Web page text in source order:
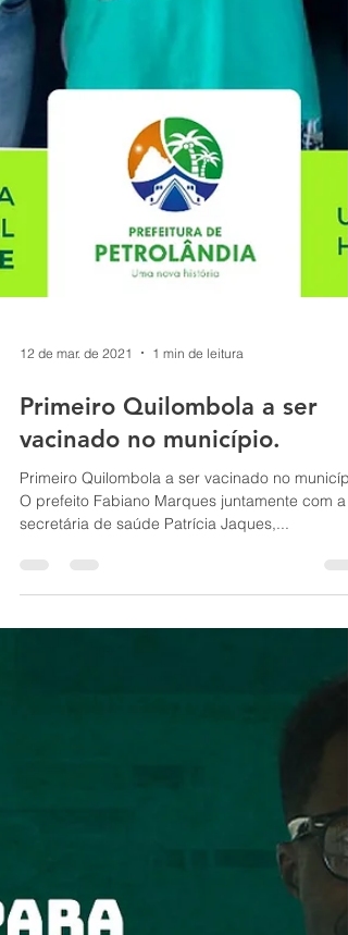
Primeiro Quilombola a ser
vacinado no município.
Primeiro Quilombola a ser vacinado no
O prefeito Fabiano Marques juntamente com a